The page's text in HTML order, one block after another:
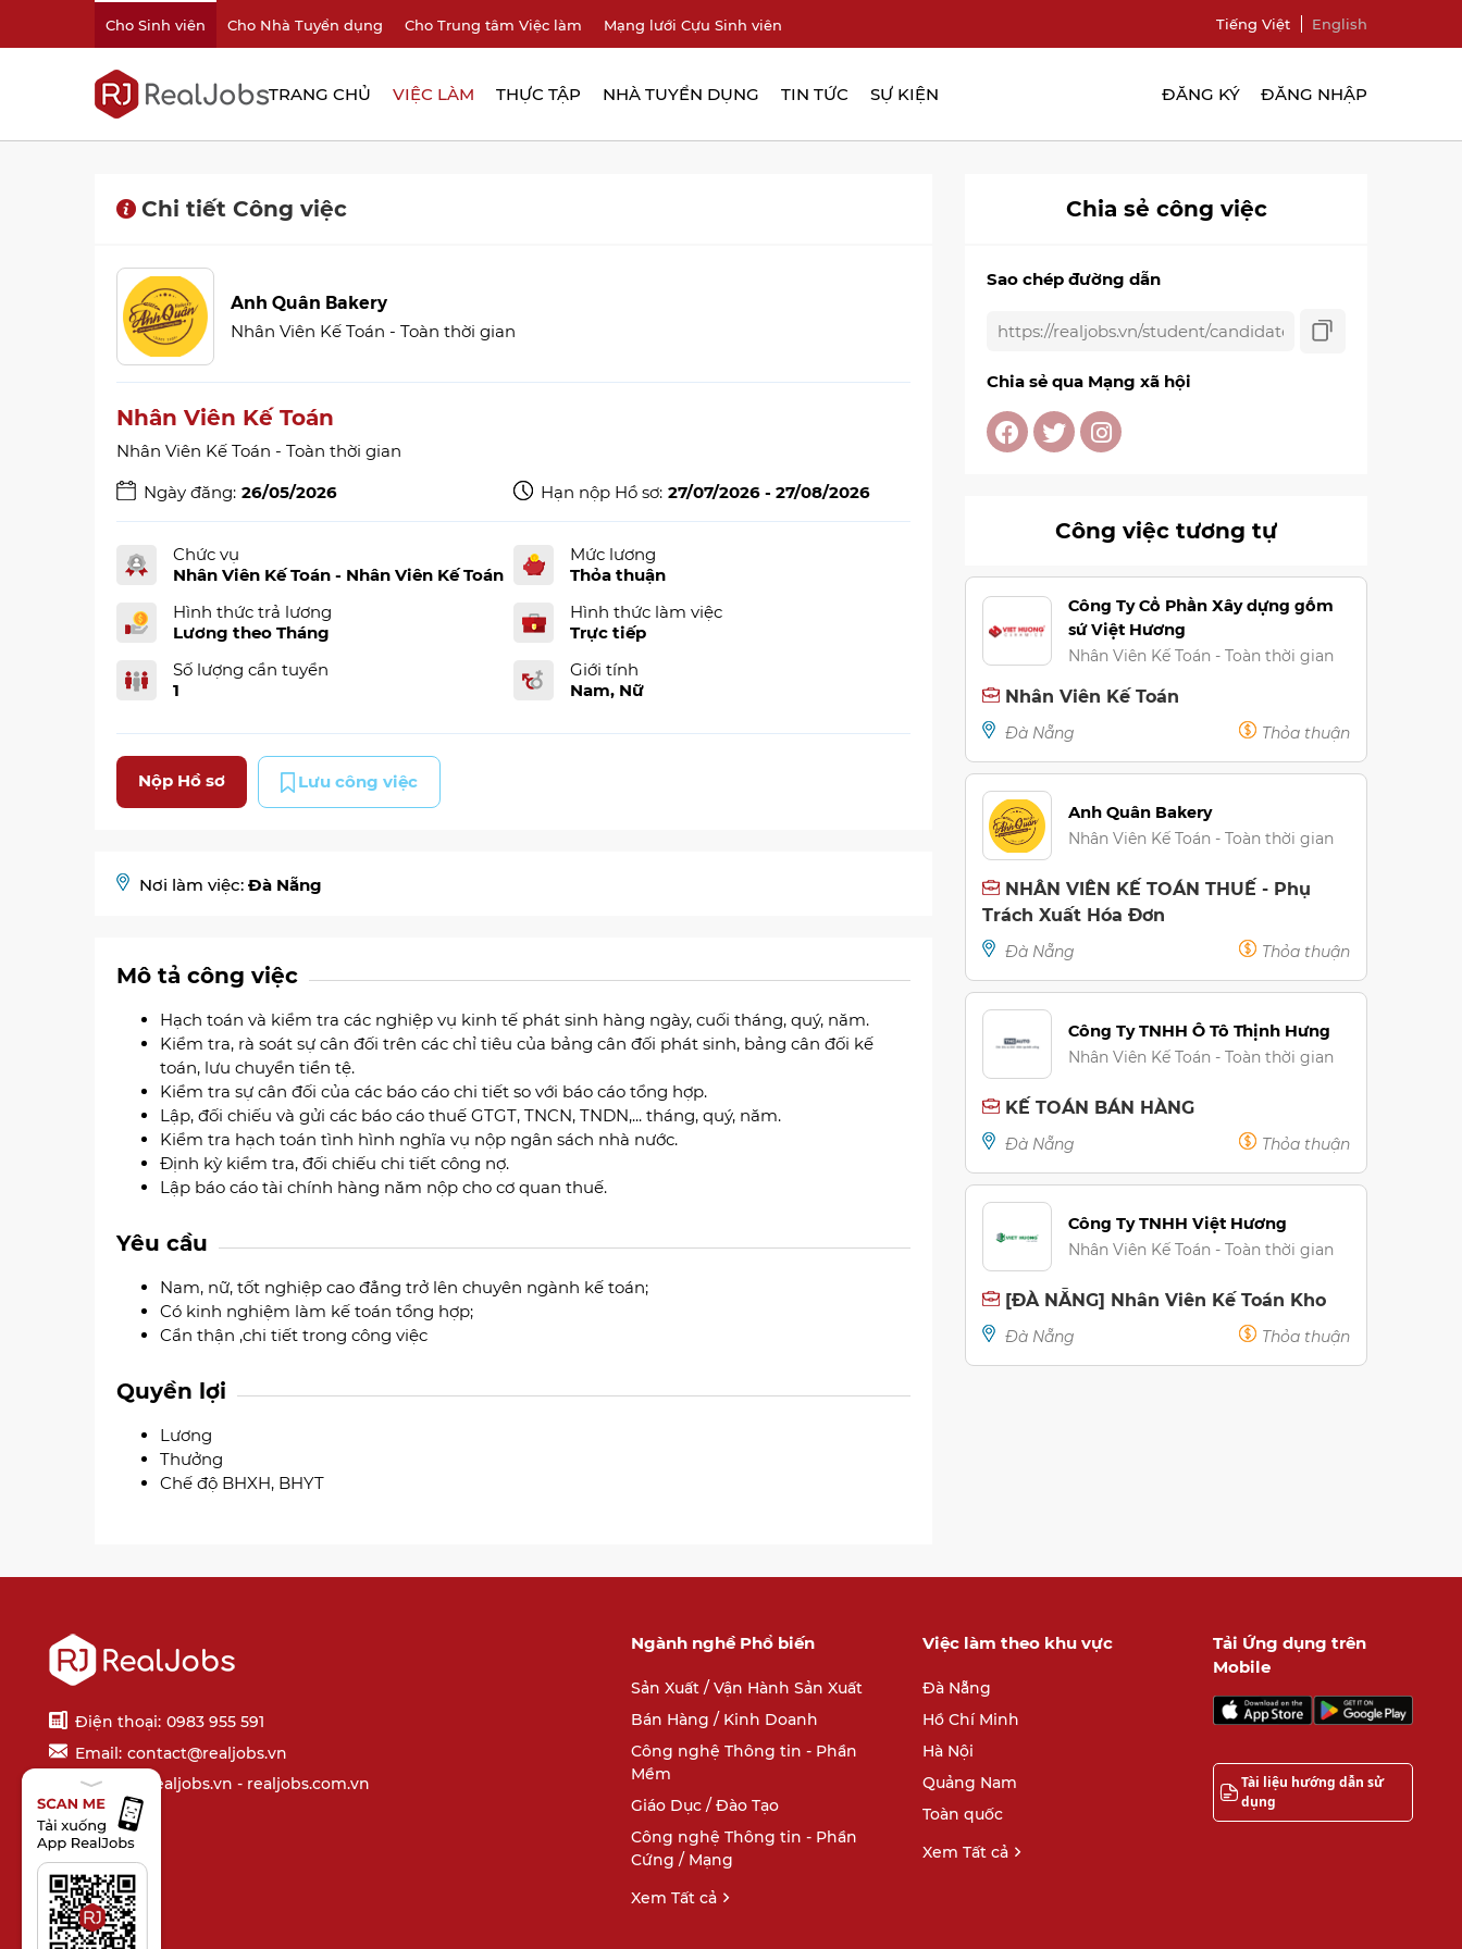
Cho Sinh viên Cho Nhà Tuyển dụng Cho Trung tâm Việc làm Mạng lưới Cựu Sinh viên Tiếng Việt English
TRANG CHỦ VIỆC LÀM THỰC TẬP NHÀ TUYỂN DỤNG TIN TỨC SỰ KIỆN ĐĂNG KÝ ĐĂNG NHẬP
Chi tiết Công việc
Anh Quân Bakery
Nhân Viên Kế Toán - Toàn thời gian
Nhân Viên Kế Toán
Nhân Viên Kế Toán - Toàn thời gian
Ngày đăng: 26/05/2026 Hạn nộp Hồ sơ: 27/07/2026 - 27/08/2026
Chức vụ
Nhân Viên Kế Toán - Nhân Viên Kế Toán
Mức lương
Thỏa thuận
Hình thức trả lương
Lương theo Tháng
Hình thức làm việc
Trực tiếp
Số lượng cần tuyển
1
Giới tính
Nam, Nữ
Nộp Hồ sơ Lưu công việc
Nơi làm việc: Đà Nẵng
Mô tả công việc
Hạch toán và kiểm tra các nghiệp vụ kinh tế phát sinh hàng ngày, cuối tháng, quý, năm.
Kiểm tra, rà soát sự cân đối trên các chỉ tiêu của bảng cân đối phát sinh, bảng cân đối kế
toán, lưu chuyển tiền tệ.
Kiểm tra sự cân đối của các báo cáo chi tiết so với báo cáo tổng hợp.
Lập, đối chiếu và gửi các báo cáo thuế GTGT, TNCN, TNDN,... tháng, quý, năm.
Kiểm tra hạch toán tình hình nghĩa vụ nộp ngân sách nhà nước.
Định kỳ kiểm tra, đối chiếu chi tiết công nợ.
Lập báo cáo tài chính hàng năm nộp cho cơ quan thuế.
Yêu cầu
Nam, nữ, tốt nghiệp cao đẳng trở lên chuyên ngành kế toán;
Có kinh nghiệm làm kế toán tổng hợp;
Cẩn thận ,chi tiết trong công việc
Quyền lợi
Lương
Thưởng
Chế độ BHXH, BHYT
Chia sẻ công việc
Sao chép đường dẫn
Chia sẻ qua Mạng xã hội
Công việc tương tự
Công Ty Cổ Phần Xây dựng gốm
sứ Việt Hương
Nhân Viên Kế Toán - Toàn thời gian
Nhân Viên Kế Toán
Đà Nẵng Thỏa thuận
Anh Quân Bakery
Nhân Viên Kế Toán - Toàn thời gian
NHÂN VIÊN KẾ TOÁN THUẾ - Phụ
Trách Xuất Hóa Đơn
Đà Nẵng Thỏa thuận
Công Ty TNHH Ô Tô Thịnh Hưng
Nhân Viên Kế Toán - Toàn thời gian
KẾ TOÁN BÁN HÀNG
Đà Nẵng Thỏa thuận
Công Ty TNHH Việt Hương
Nhân Viên Kế Toán - Toàn thời gian
[ĐÀ NẴNG] Nhân Viên Kế Toán Kho
Đà Nẵng Thỏa thuận
Điện thoại: 0983 955 591
Email: contact@realjobs.vn
Website: realjobs.vn - realjobs.com.vn
Ngành nghề Phổ biến
Sản Xuất / Vận Hành Sản Xuất
Bán Hàng / Kinh Doanh
Công nghệ Thông tin - Phần
Mềm
Giáo Dục / Đào Tạo
Công nghệ Thông tin - Phần
Cứng / Mạng
Xem Tất cả
Việc làm theo khu vực
Đà Nẵng
Hồ Chí Minh
Hà Nội
Quảng Nam
Toàn quốc
Xem Tất cả
Tải Ứng dụng trên
Mobile
Tài liệu hướng dẫn sử
dụng